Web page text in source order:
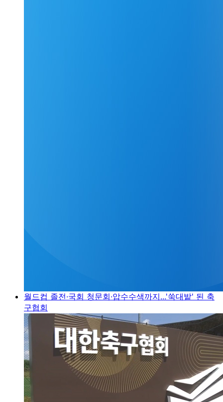
월드컵 졸전·국회 청문회·압수수색까지...'쑥대밭' 된 축
구협회